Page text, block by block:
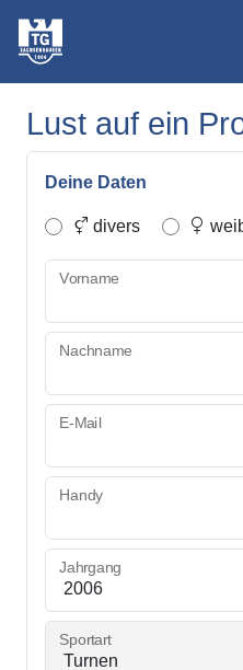
Lust auf ein
Deine Daten
divers
Vorname
Nachname
E-Mail
Handy
Jahrgang
Sportart